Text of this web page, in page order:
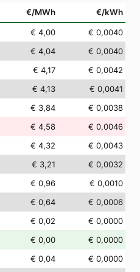
€/MWh €/kWh
€ 4,00
€ 0,0040
€ 4,04
€ 0,0040
€ 4,17
€ 0,0042
€ 4,13
€ 0,0041
€ 3,84
€ 0,0038
€ 4,58
€ 0,0046
€ 4,32
€ 0,0043
€ 3,21
€ 0,0032
€ 0,96
€ 0,0010
€ 0,64
€ 0,0006
€ 0,02
€ 0,0000
€ 0,00
€ 0,0000
€ 0,04
€ 0,0000